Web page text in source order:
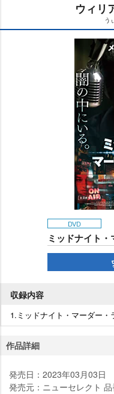
ウィリ
う
DVD
ミッドナイト
収録内容
1.ミッドナイト・マーダー・
作品詳細
発売日：2023年03月03日
発売元：ニューセレクト